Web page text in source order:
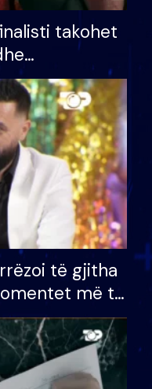
takohet
ndonjë letër
të gjitha
më të
VIP: Do më
kur…